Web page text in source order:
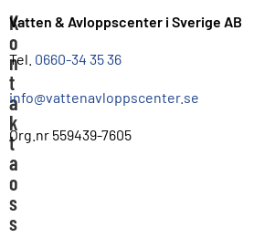
K
o
n
t
a
k
t
a
o
s
s
Vatten & Avloppscenter i Sverige AB
Tel. 0660-34 35 36
info@vattenavloppscenter.se
Org.nr 559439-7605